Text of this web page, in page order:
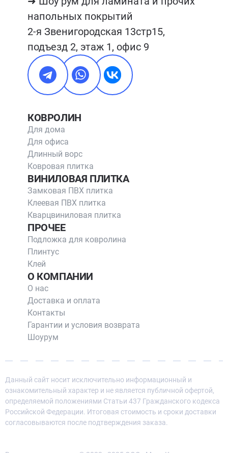
напольных покрытий
2-я Звенигородская 13стр15,
подъезд 2, этаж 1, офис 9
КОВРОЛИН
Для дома
Для офиса
Длинный ворс
Ковровая плитка
ВИНИЛОВАЯ ПЛИТКА
Замковая ПВХ плитка
Клеевая ПВХ плитка
Кварцвиниловая плитка
ПРОЧЕЕ
Подложка для ковролина
Плинтус
Клей
О КОМПАНИИ
О нас
Доставка и оплата
Контакты
Гарантии и условия возврата
Шоурум
Данный сайт носит исключительно информационный и
ознакомительный характер и не является публичной офертой,
определяемой положениями Статьи 437 Гражданского кодекса
Российской Федерации. Итоговая стоимость и сроки доставки
согласовываются после подтверждения заказа.